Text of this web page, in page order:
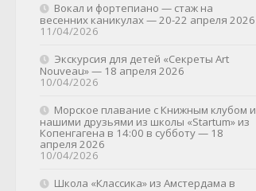
Вокал и фортепиано — стаж на
весенних каникулах — 20-22 апреля 2026
11/04/2026
Экскурсия для детей «Секреты Art
Nouveau» — 18 апреля 2026
10/04/2026
Морское плавание с Книжным клубом и
нашими друзьями из школы «Startum» из
Копенгагена в 14:00 в субботу — 18
апреля 2026
10/04/2026
Школа «Классика» из Амстердама в